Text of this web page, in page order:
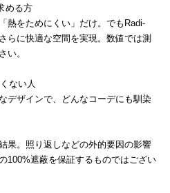
める方
熱をためにくい」だけ。でもRadi-
らに快適な空間を実現。数値では測
い。
ない人
デザインで、どんなコーデにも馴染
果。照り返しなどの外的要因の影響
100%遮蔽を保証するものではござい